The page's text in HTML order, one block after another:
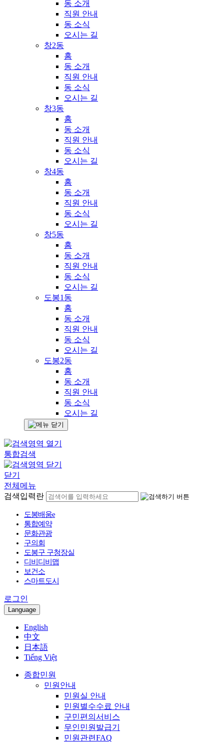
동 소개
직원 안내
동 소식
오시는 길
창2동
홈
동 소개
직원 안내
동 소식
오시는 길
창3동
홈
동 소개
직원 안내
동 소식
오시는 길
창4동
홈
동 소개
직원 안내
동 소식
오시는 길
창5동
홈
동 소개
직원 안내
동 소식
오시는 길
도봉1동
홈
동 소개
직원 안내
동 소식
오시는 길
도봉2동
홈
동 소개
직원 안내
동 소식
오시는 길
통합검색
닫기
전체메뉴
검색입력란
도봉배움e
통합예약
문화관광
구의회
도봉구 구청장실
디비디비맵
보건소
스마트도시
로그인
Language
English
中文
日本語
Tiếng Việt
종합민원
민원안내
민원실 안내
민원별수수료 안내
구민편의서비스
무인민원발급기
민원관련FAQ